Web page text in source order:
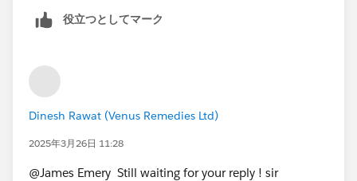
役立つとしてマーク
Dinesh Rawat (Venus Remedies Ltd)
2025年3月26日 11:28
@James Emery​ Still waiting for your reply ! sir